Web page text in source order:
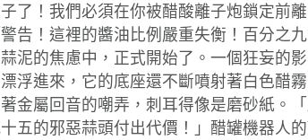
了！我們必須在你被醋酸離子炮鎖定前
告！這裡的醬油比例嚴重失衡！百分之
泥的焦慮中，正式開始了。一個狂妄的
浮進來，它的底座還不斷噴射著白色醋
金屬回音的嘲弄，刺耳得像是磨砂紙。
五的邪惡蒜頭付出代價！」醋罐機器人